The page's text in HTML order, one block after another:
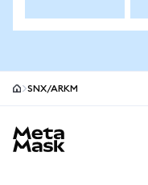
SNX/ARKM